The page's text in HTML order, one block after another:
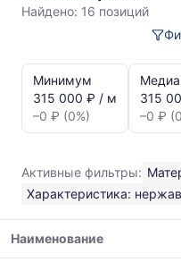
Найдено: 16 позиций
динамика
цен:
Шестигранник
08Х18Н10
Показаны
минимальная,
медианная
и
Минимум
315 000 ₽ / м
–0 ₽ (0%)
315
–0 ₽
Активные фильтры:
Характеристика:
Наименование